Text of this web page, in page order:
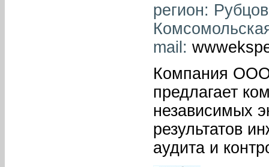
регион:
mail:
Компания ООО
предлагает
независимых
результатов
аудита и